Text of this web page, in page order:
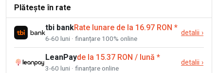
Plătește în rate
tbi bankRate lunare de la 16.97 RON *
6-60 luni · finanțare 100% online
detalii ›
LeanPayde la 15.37 RON / lună *
3-60 luni · finanțare online
detalii ›